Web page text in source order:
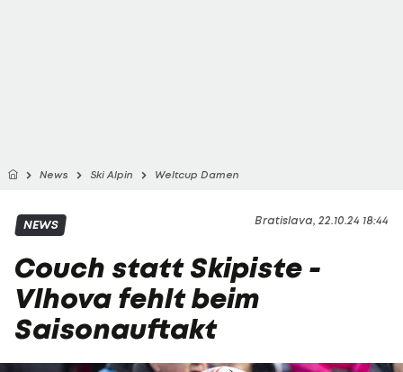
News Ski Alpin Weltcup Damen
Bratislava, 22.10.24 18:44
NEWS
Couch statt Skipiste -
Vlhova fehlt beim
Saisonauftakt